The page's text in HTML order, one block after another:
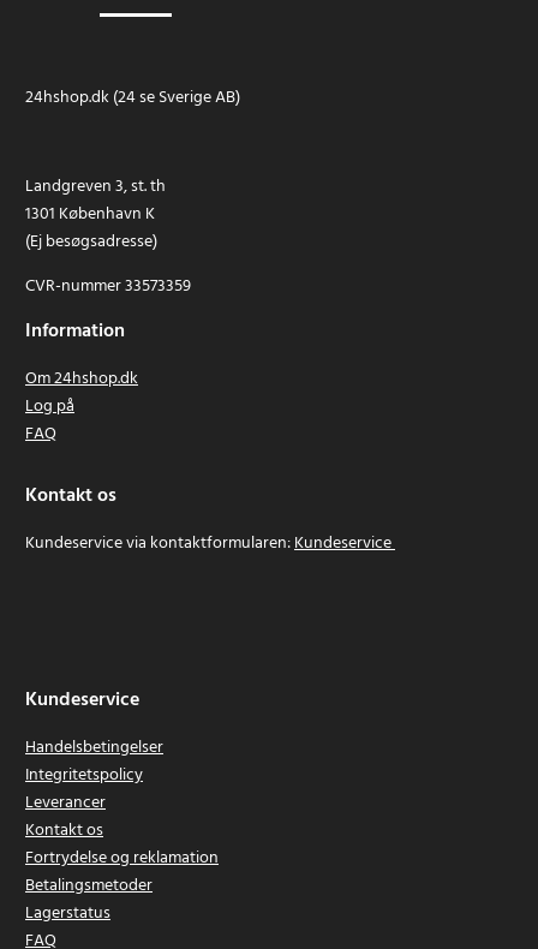
24hshop.dk (24 se Sverige AB)
Landgreven 3, st. th
1301 København K
(Ej besøgsadresse)
CVR-nummer 33573359
Information
Om 24hshop.dk
Log på
FAQ
Kontakt os
Kundeservice via kontaktformularen:Kundeservice
Kundeservice
Handelsbetingelser
Integritetspolicy
Leverancer
Kontakt os
Fortrydelse og reklamation
Betalingsmetoder
Lagerstatus
FAQ